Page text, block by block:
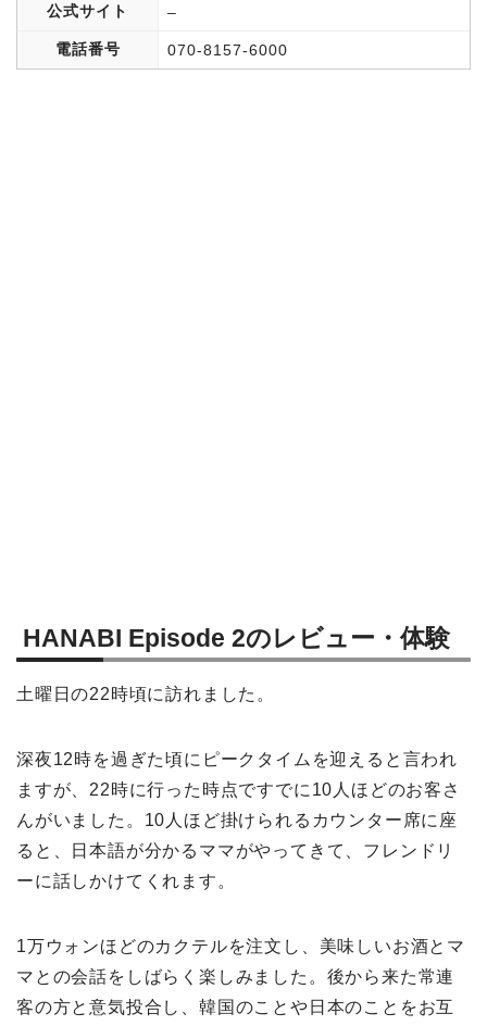
公式サイト –
電話番号 070-8157-6000
HANABI Episode 2のレビュー・体験
土曜日の22時頃に訪れました。
深夜12時を過ぎた頃にピークタイムを迎えると言われ
ますが、22時に行った時点ですでに10人ほどのお客さ
んがいました。10人ほど掛けられるカウンター席に座
ると、日本語が分かるママがやってきて、フレンドリ
ーに話しかけてくれます。
1万ウォンほどのカクテルを注文し、美味しいお酒とマ
マとの会話をしばらく楽しみました。後から来た常連
客の方と意気投合し、韓国のことや日本のことをお互